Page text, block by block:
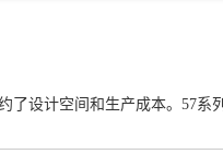
设计空间和生产成本。57系